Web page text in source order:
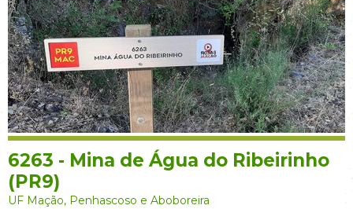
6263 - Mina de Água do Ribeirinho
(PR9)
UF Mação, Penhascoso e Aboboreira